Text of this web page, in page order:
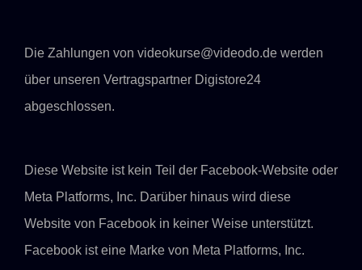
Die Zahlungen von videokurse@videodo.de werden
über unseren Vertragspartner Digistore24
abgeschlossen.
Diese Website ist kein Teil der Facebook-Website oder
Meta Platforms, Inc. Darüber hinaus wird diese
Website von Facebook in keiner Weise unterstützt.
Facebook ist eine Marke von Meta Platforms, Inc.